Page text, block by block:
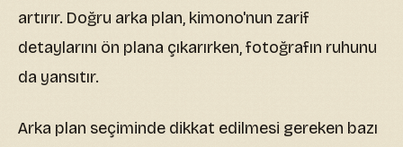
artırır. Doğru arka plan, kimono'nun zarif
detaylarını ön plana çıkarırken, fotoğrafın ruhunu
da yansıtır.
Arka plan seçiminde dikkat edilmesi gereken bazı